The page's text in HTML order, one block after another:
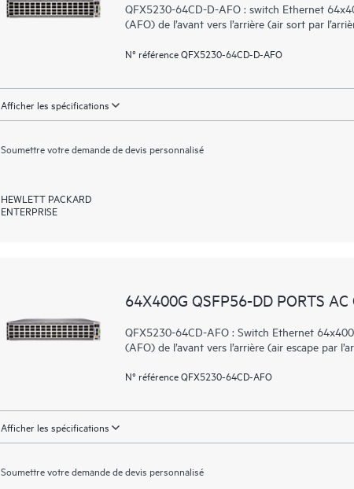
QFX5230-64CD-D-AFO : switch Ethernet
(AFO) de l’avant vers l’arrière (air sort par
N° référence QFX5230-64CD-D-AFO
Afficher les spécifications
Soumettre votre demande de devis personnalisé
HEWLETT PACKARD
ENTERPRISE
64X400G QSFP56-DD PORTS AC
QFX5230-64CD-AFO : Switch Ethernet
(AFO) de l’avant vers l’arrière (air escape par
N° référence QFX5230-64CD-AFO
Afficher les spécifications
Soumettre votre demande de devis personnalisé